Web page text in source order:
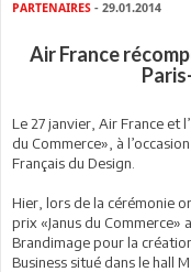
PARTENAIRES - 29.01.2014
Air France
Le 27 janvier, Air France et
du Commerce», à
Français du Design.
Hier, lors de la cérémonie
prix «Janus du Commerce»
Brandimage pour la
Business situé dans le hall